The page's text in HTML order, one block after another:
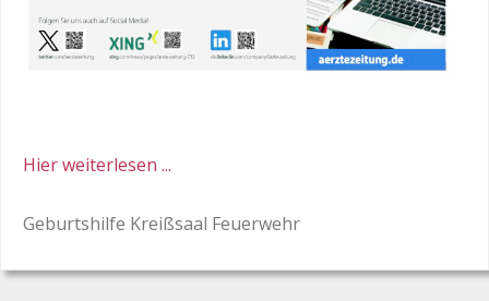
Hier weiterlesen ...
Geburtshilfe Kreißsaal Feuerwehr